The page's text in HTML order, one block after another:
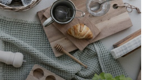
Accueil
Bonnes adresses
Quartiers
Blog
Tops 10
Artisans
A propos